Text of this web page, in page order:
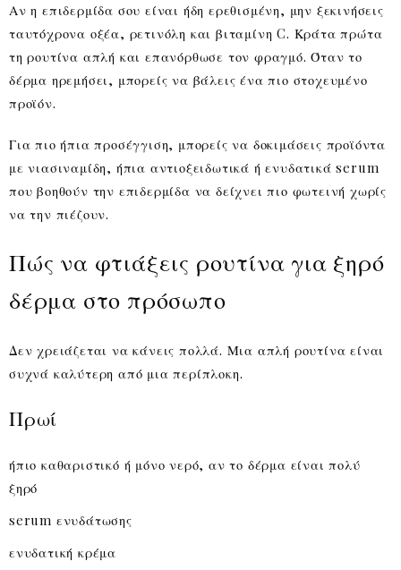
Αν η επιδερμίδα σου είναι ήδη ερεθισμένη, μην ξεκινήσεις
ταυτόχρονα οξέα, ρετινόλη και βιταμίνη C. Κράτα πρώτα
τη ρουτίνα απλή και επανόρθωσε τον φραγμό. Όταν το
δέρμα ηρεμήσει, μπορείς να βάλεις ένα πιο στοχευμένο
προϊόν.
Για πιο ήπια προσέγγιση, μπορείς να δοκιμάσεις προϊόντα
με νιασιναμίδη, ήπια αντιοξειδωτικά ή ενυδατικά serum
που βοηθούν την επιδερμίδα να δείχνει πιο φωτεινή χωρίς
να την πιέζουν.
Πώς να φτιάξεις ρουτίνα για ξηρό
δέρμα στο πρόσωπο
Δεν χρειάζεται να κάνεις πολλά. Μια απλή ρουτίνα είναι
συχνά καλύτερη από μια περίπλοκη.
Πρωί
ήπιο καθαριστικό ή μόνο νερό, αν το δέρμα είναι πολύ
ξηρό
serum ενυδάτωσης
ενυδατική κρέμα